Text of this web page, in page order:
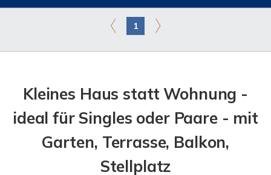
1
Kleines Haus statt Wohnung -
ideal für Singles oder Paare - mit
Garten, Terrasse, Balkon,
Stellplatz